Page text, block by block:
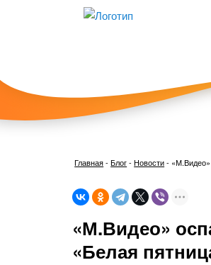
Главная-Блог- Новости- «М.Видео»
«М.Видео»
«Белая